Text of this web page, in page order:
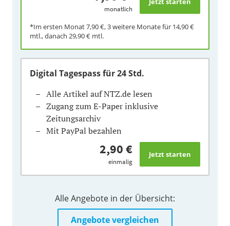
monatlich
*Im ersten Monat7,90 €, 3 weitere Monate für 14,90 €
mtl., danach 29,90 € mtl.
Digital Tagespassfür 24 Std.
Alle Artikel auf NTZ.de lesen
Zugang zum E-Paper inklusive
Zeitungsarchiv
Mit PayPal bezahlen
2,90 €
einmalig
Alle Angebote in der Übersicht:
Angebote vergleichen